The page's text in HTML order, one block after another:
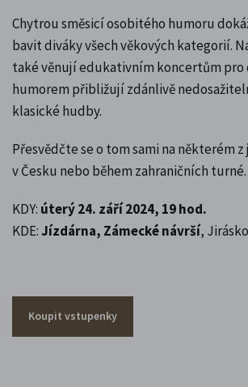
Chytrou směsicí osobitého humoru
bavit diváky všech věkových kategorií.
také věnují edukativním koncertům pro
humorem přibližují zdánlivě
klasické hudby.
Přesvědčte se o tom sami na některém
v Česku nebo během zahraničních turné.
KDY: úterý 24. září 2024, 19 hod.
KDE:Jízdárna, Zámecké návrší,
Koupit vstupenky